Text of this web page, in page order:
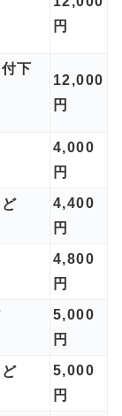
円
下
12,000
円
4,000
円
4,400
円
4,800
円
5,000
円
5,000
円